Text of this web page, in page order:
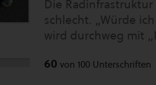
Mobilität im Fokus
Infos zu Kidical
Die
schlecht. „Würde
wird durchweg mit
sinken. Dabei
60 von 100 Unterschriften